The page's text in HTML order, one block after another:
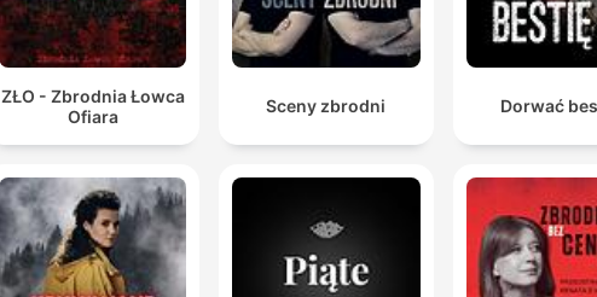
Och det visar sig att hans DNA matchar inte bara
det här överfallet på kvinnan som överlevde utan även
med de här två morden.
00:31:49 · Berättaren förklarar hur DNA-bevis kopplade
Bland annat så hittar hans advokater över 200 fel i
här utredningen.
00:55:16 · Detta belyser de omfattande bristerna som
ZŁO - Zbrodnia Łowca
Ofiara
Sceny zbrodni Dorwać